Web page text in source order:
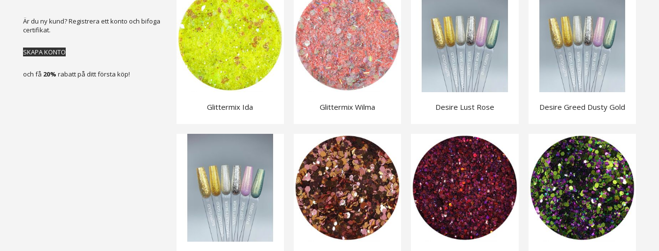
Glittermix Ida Glittermix Wilma Desire Lust Rose Desire Greed Dusty Gold
Är du ny kund? Registrera ett konto och bifoga
certifikat.
SKAPA KONTO
och få 20% rabatt på ditt första köp!